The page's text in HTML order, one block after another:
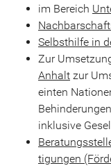
im Be­reich
Selbst­hil­fe in
Zur
Anhalt zur
ein­ten
in­klu­si­ve
ti­gun­gen